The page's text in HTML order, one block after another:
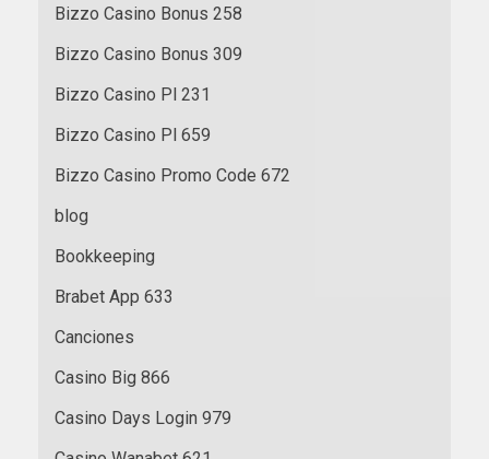
Bizzo Casino Bonus 258
Bizzo Casino Bonus 309
Bizzo Casino Pl 231
Bizzo Casino Pl 659
Bizzo Casino Promo Code 672
blog
Bookkeeping
Brabet App 633
Canciones
Casino Big 866
Casino Days Login 979